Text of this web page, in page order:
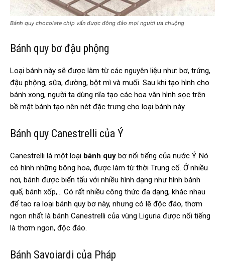
Bánh quy chocolate chip vấn được đông đảo mọi người ưa chuộng
Bánh quy bơ đậu phộng
Loại bánh này sẽ được làm từ các nguyên liệu như: bơ, trứng,
đậu phộng, sữa, đường, bột mì và muối. Sau khi tạo hình cho
bánh xong, người ta dùng nĩa tạo các hoa văn hình sọc trên
bề mặt bánh tạo nên nét đặc trưng cho loại bánh này.
Bánh quy Canestrelli của Ý
Canestrelli là một loại bánh quy bơ nổi tiếng của nước Ý. Nó
có hình những bông hoa, được làm từ thời Trung cổ. Ở nhiều
nơi, bánh được biến tấu với nhiều hình dạng như hình bánh
quế, bánh xốp,… Có rất nhiều công thức đa dạng, khác nhau
để tao ra loại bánh quy bơ này, nhưng có lẽ độc đáo, thơm
ngon nhất là bánh Canestrelli của vùng Liguria được nổi tiếng
là thơm ngon, độc đáo.
Bánh Savoiardi của Pháp